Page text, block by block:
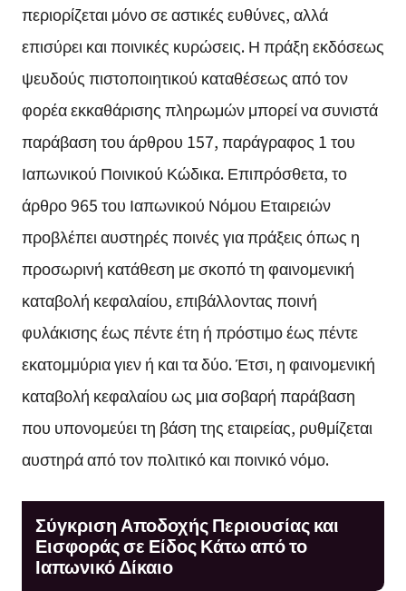
περιορίζεται μόνο σε αστικές ευθύνες, αλλά
επισύρει και ποινικές κυρώσεις. Η πράξη εκδόσεως
ψευδούς πιστοποιητικού καταθέσεως από τον
φορέα εκκαθάρισης πληρωμών μπορεί να συνιστά
παράβαση του άρθρου 157, παράγραφος 1 του
Ιαπωνικού Ποινικού Κώδικα. Επιπρόσθετα, το
άρθρο 965 του Ιαπωνικού Νόμου Εταιρειών
προβλέπει αυστηρές ποινές για πράξεις όπως η
προσωρινή κατάθεση με σκοπό τη φαινομενική
καταβολή κεφαλαίου, επιβάλλοντας ποινή
φυλάκισης έως πέντε έτη ή πρόστιμο έως πέντε
εκατομμύρια γιεν ή και τα δύο. Έτσι, η φαινομενική
καταβολή κεφαλαίου ως μια σοβαρή παράβαση
που υπονομεύει τη βάση της εταιρείας, ρυθμίζεται
αυστηρά από τον πολιτικό και ποινικό νόμο.
Σύγκριση Αποδοχής Περιουσίας και
Εισφοράς σε Είδος Κάτω από το
Ιαπωνικό Δίκαιο